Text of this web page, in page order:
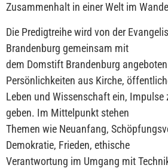
Zusammenhalt in einer Welt im
Die Predigtreihe wird von der
Brandenburg gemeinsam mit
dem Domstift Brandenburg
Persönlichkeiten aus Kirche,
Leben und Wissenschaft ein, Impulse
geben. Im Mittelpunkt stehen
Themen wie Neuanfang,
Demokratie, Frieden, ethische
Verantwortung im Umgang mit